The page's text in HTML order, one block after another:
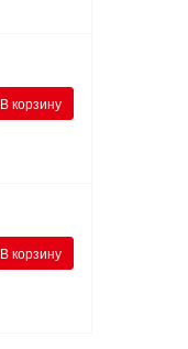
В корзину
В корзину